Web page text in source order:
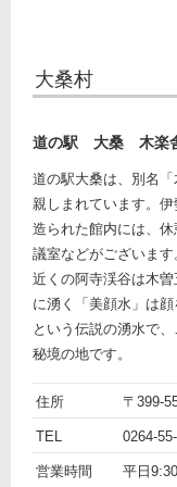
大桑村
道の駅 大桑 木楽
道の駅大桑は、別名
親しまれています。
造られた館内には、
議室などがございます
近くの阿寺渓谷は木
に湧く「美顔水」は
という伝説の湧水で
秘境の地です。
ト
ッ
ク
細
名
大
桑
住所 〒399-
TEL 0264-
営業時間 平日